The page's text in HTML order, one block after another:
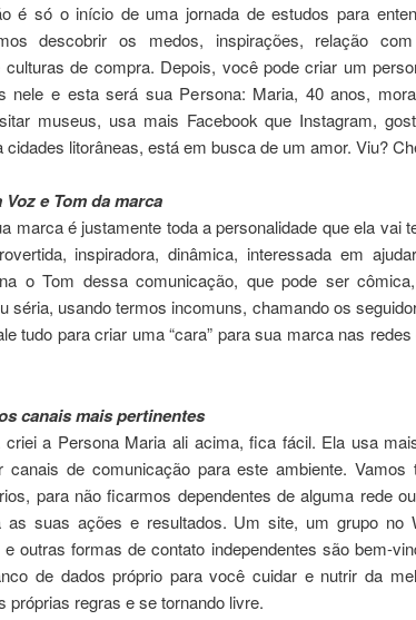
é só o início de uma jornada de estudos para
descobrir os medos, inspirações, relação
de compra. Depois, você pode criar um
nele e esta será sua Persona: Maria, 40 anos,
museus, usa mais Facebook que Instagram,
cidades litorâneas, está em busca de um amor. Viu?
e Tom da marca
marca é justamente toda a personalidade que ela vai
inspiradora, dinâmica, interessada em
o Tom dessa comunicação, que pode ser
séria, usando termos incomuns, chamando os
tudo para criar uma “cara” para sua marca nas
canais mais pertinentes
a Persona Maria ali acima, fica fácil. Ela usa
canais de comunicação para este ambiente. Vamos
para não ficarmos dependentes de alguma rede
as suas ações e resultados. Um site, um grupo no
e outras formas de contato independentes são bem-
de dados próprio para você cuidar e nutrir da
próprias regras e se tornando livre.